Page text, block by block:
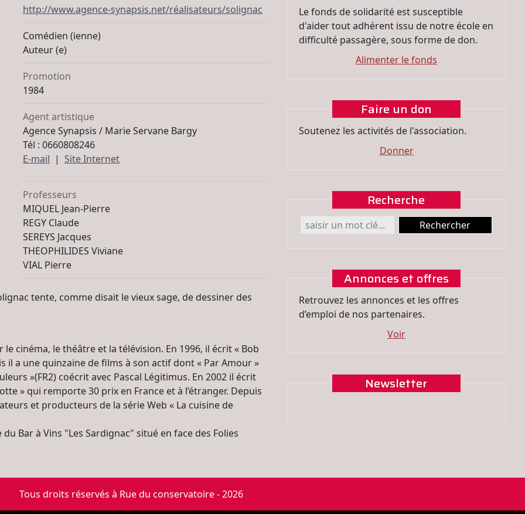
http://www.agence-synapsis.net/réalisateurs/solignac
Comédien (ienne)
Auteur (e)
Promotion
1984
Agent artistique
Agence Synapsis / Marie Servane Bargy
Tél : 0660808246
E-mail |Site Internet
Professeurs
MIQUEL Jean-Pierre
REGY Claude
SEREYS Jacques
THEOPHILIDES Viviane
VIAL Pierre
tente, comme disait le vieux sage, de dessiner des
cinéma, le théâtre et la télévision. En 1996, il écrit « Bob
a une quinzaine de films à son actif dont « Par Amour »
»(FR2) coécrit avec Pascal Légitimus. En 2002 il écrit
» qui remporte 30 prix en France et à l’étranger. Depuis
et producteurs de la série Web « La cuisine de
Bar à Vins "Les Sardignac" situé en face des Folies
Le fonds de solidarité est susceptible
d'aider tout adhérent issu de notre école en
difficulté passagère, sous forme de don.
Alimenter le fonds
Faire un don
Soutenez les activités de l'association.
Donner
Recherche
Annonces et offres
Retrouvez les annonces et les offres
d’emploi de nos partenaires.
Voir
Newsletter
Tous droits réservés à Rue du conservatoire - 2026